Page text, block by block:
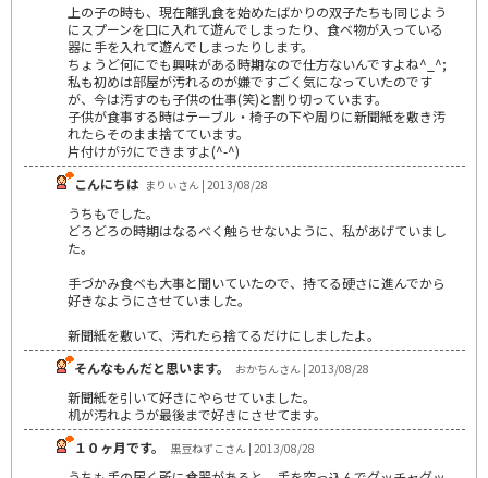
上の子の時も、現在離乳食を始めたばかりの双子たちも同じよう
にスプーンを口に入れて遊んでしまったり、食べ物が入っている
器に手を入れて遊んでしまったりします。
ちょうど何にでも興味がある時期なので仕方ないんですよね^_^;
私も初めは部屋が汚れるのが嫌ですごく気になっていたのです
が、今は汚すのも子供の仕事(笑)と割り切っています。
子供が食事する時はテーブル・椅子の下や周りに新聞紙を敷き汚
れたらそのまま捨てています。
片付けがﾗｸにできますよ(^-^)
こんにちは まりぃさん | 2013/08/28
うちもでした。
どろどろの時期はなるべく触らせないように、私があげていまし
た。
手づかみ食べも大事と聞いていたので、持てる硬さに進んでから
好きなようにさせていました。
新聞紙を敷いて、汚れたら捨てるだけにしましたよ。
そんなもんだと思います。
おかちんさん | 2013/08/28
新聞紙を引いて好きにやらせていました。
机が汚れようが最後まで好きにさせてます。
１０ヶ月です。
黒豆ねずこさん | 2013/08/28